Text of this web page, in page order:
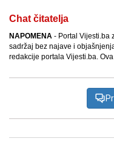
Chat čitatelja
NAPOMENA - Portal Vijesti.ba
sadržaj bez najave i
redakcije portala Vijesti.ba.